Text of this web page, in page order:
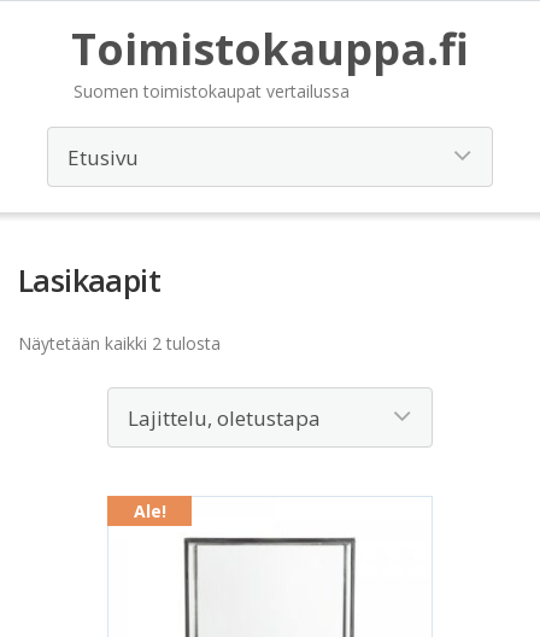
Toimistokauppa.fi
Suomen toimistokaupat vertailussa
Lasikaapit
Näytetään kaikki 2 tulosta
Ale!